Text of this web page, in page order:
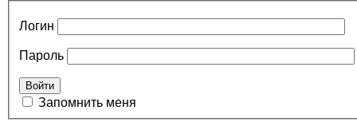
Логин
Пароль
Запомнить меня